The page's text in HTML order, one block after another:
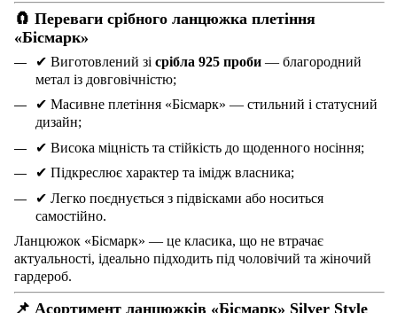
🧲 Переваги срібного ланцюжка плетіння
«Бісмарк»
✔ Виготовлений зі срібла 925 проби — благородний
метал із довговічністю;
✔ Масивне плетіння «Бісмарк» — стильний і статусний
дизайн;
✔ Висока міцність та стійкість до щоденного носіння;
✔ Підкреслює характер та імідж власника;
✔ Легко поєднується з підвісками або носиться
самостійно.
Ланцюжок «Бісмарк» — це класика, що не втрачає
актуальності, ідеально підходить під чоловічий та жіночий
гардероб.
📌 Асортимент ланцюжків «Бісмарк» Silver Style